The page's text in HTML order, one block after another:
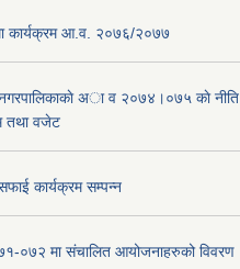
कार्यक्रम आ.व. २०७६/२०७७
अा‍ व २०७४।०७५ काे नीति
तथा वजेट
कार्यक्रम सम्पन्न
०७२ मा संचालित आयोजनाहरुको विवरण